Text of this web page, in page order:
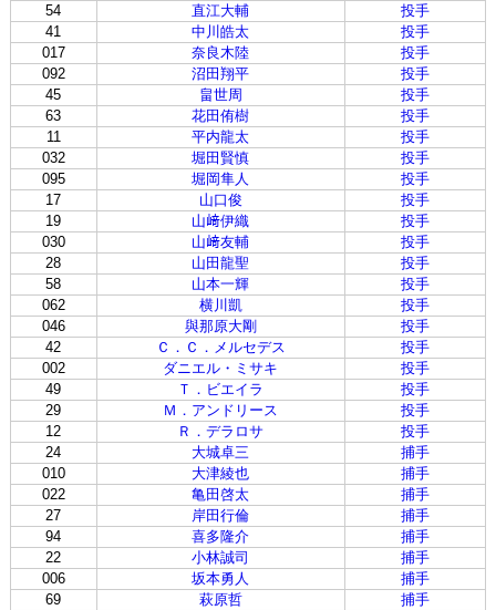
54
直江大輔
投手
41
中川皓太
投手
017
奈良木陸
投手
092
沼田翔平
投手
45
畠世周
投手
63
花田侑樹
投手
11
平内龍太
投手
032
堀田賢慎
投手
095
堀岡隼人
投手
17
山口俊
投手
19
山﨑伊織
投手
030
山﨑友輔
投手
28
山田龍聖
投手
58
山本一輝
投手
062
横川凱
投手
046
與那原大剛
投手
42
Ｃ．Ｃ．メルセデス
投手
002
ダニエル・ミサキ
投手
49
Ｔ．ビエイラ
投手
29
Ｍ．アンドリース
投手
12
Ｒ．デラロサ
投手
24
大城卓三
捕手
010
大津綾也
捕手
022
亀田啓太
捕手
27
岸田行倫
捕手
94
喜多隆介
捕手
22
小林誠司
捕手
006
坂本勇人
捕手
69
萩原哲
捕手